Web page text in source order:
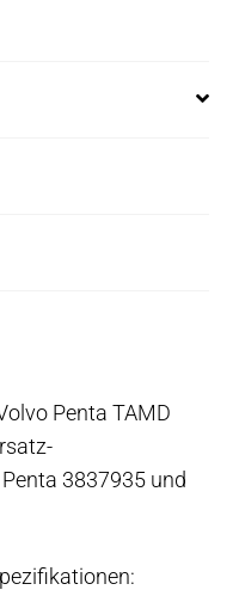
Penta TAMD
3837935 und